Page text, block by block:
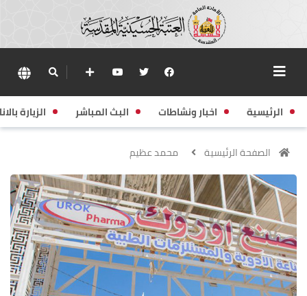
الرئيسية اخبار ونشاطات البث المباشر الزيارة
الصفحة الرئيسية محمد عظيم